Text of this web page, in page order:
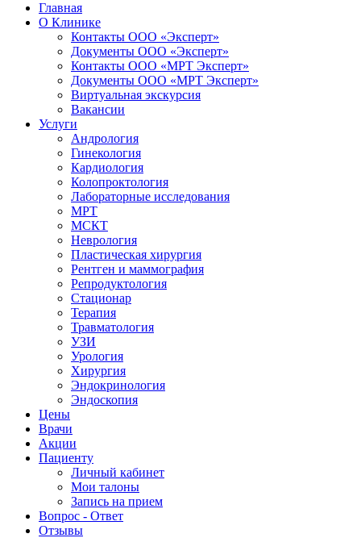
Главная
О Клинике
Контакты ООО «Эксперт»
Документы ООО «Эксперт»
Контакты ООО «МРТ Эксперт»
Документы ООО «МРТ Эксперт»
Виртуальная экскурсия
Вакансии
Услуги
Андрология
Гинекология
Кардиология
Колопроктология
Лабораторные исследования
МРТ
МСКТ
Неврология
Пластическая хирургия
Рентген и маммография
Репродуктология
Стационар
Терапия
Травматология
УЗИ
Урология
Хирургия
Эндокринология
Эндоскопия
Цены
Врачи
Акции
Пациенту
Личный кабинет
Мои талоны
Запись на прием
Вопрос - Ответ
Отзывы